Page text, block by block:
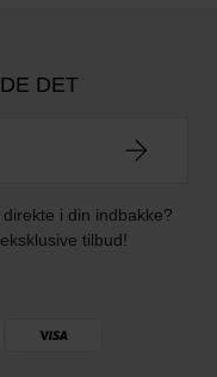
DET
i din indbakke?
tilbud!